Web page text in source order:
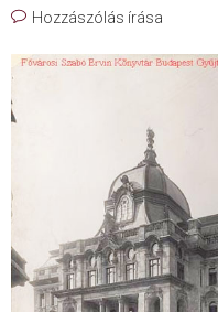
Hozzászólás írása